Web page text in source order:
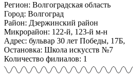
Регион: Волгоградская область
Город: Волгоград
Район: Дзержинский район
Микрорайон: 122-й, 123-й м-н
Адрес: бульвар 30 лет Победы, 17Б,
Остановка: Школа искусств №7
Количество филиалов: 1